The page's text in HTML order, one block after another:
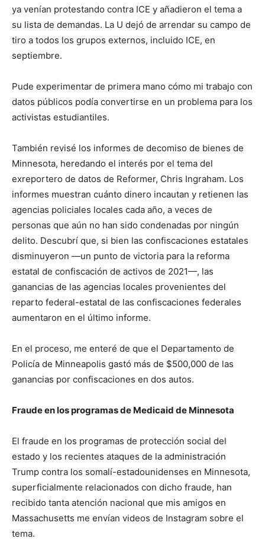
ya venían protestando contra ICE y añadieron el tema a
su lista de demandas. La U dejó de arrendar su campo de
tiro a todos los grupos externos, incluido ICE, en
septiembre.
Pude experimentar de primera mano cómo mi trabajo con
datos públicos podía convertirse en un problema para los
activistas estudiantiles.
También revisé los informes de decomiso de bienes de
Minnesota, heredando el interés por el tema del
exreportero de datos de Reformer, Chris Ingraham. Los
informes muestran cuánto dinero incautan y retienen las
agencias policiales locales cada año, a veces de
personas que aún no han sido condenadas por ningún
delito. Descubrí que, si bien las confiscaciones estatales
disminuyeron —un punto de victoria para la reforma
estatal de confiscación de activos de 2021—, las
ganancias de las agencias locales provenientes del
reparto federal-estatal de las confiscaciones federales
aumentaron en el último informe.
En el proceso, me enteré de que el Departamento de
Policía de Minneapolis gastó más de $500,000 de las
ganancias por confiscaciones en dos autos.
Fraude en los programas de Medicaid de Minnesota
El fraude en los programas de protección social del
estado y los recientes ataques de la administración
Trump contra los somalí-estadounidenses en Minnesota,
superficialmente relacionados con dicho fraude, han
recibido tanta atención nacional que mis amigos en
Massachusetts me envían videos de Instagram sobre el
tema.